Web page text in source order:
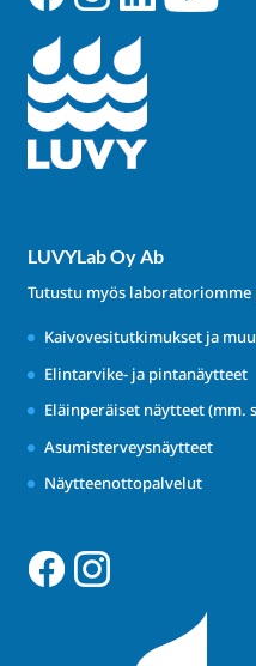
LUVYLab Oy Ab
Tutustu myös
Kaivovesitutkimukset ja
Elintarvike- ja pintanäytteet
Eläinperäiset näytteet (mm.
Asumisterveysnäytteet
Näytteenottopalvelut